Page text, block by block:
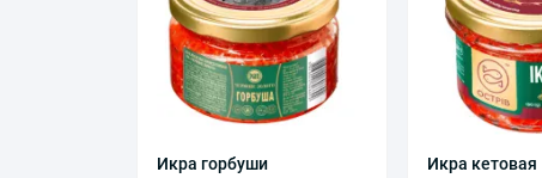
Икра горбуши
Икра кетовая